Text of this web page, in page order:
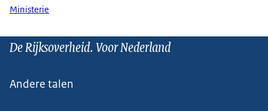
Ministerie
De Rijksoverheid. Voor Nederland
Andere talen